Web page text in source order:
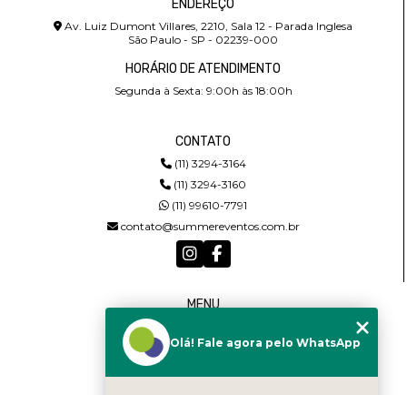
ENDEREÇO
Av. Luiz Dumont Villares, 2210, Sala 12 - Parada Inglesa
São Paulo - SP - 02239-000
HORÁRIO DE ATENDIMENTO
Segunda à Sexta: 9:00h às 18:00h
CONTATO
(11) 3294-3164
(11) 3294-3160
(11) 99610-7791
contato@summereventos.com.br
MENU
QUEM SOMOS
Olá! Fale agora pelo WhatsApp